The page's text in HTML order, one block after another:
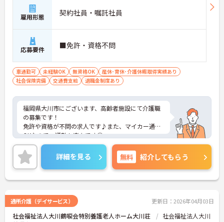
雇用形態 契約社員・嘱託社員
応募要件 ■免許・資格不問
車通勤可 未経験OK 無資格OK
産休･育休･介護休暇取得実績あり
社会保険完備
交通費支給 退職金制度あり
福岡県大川市にございます、高齢者施設にて介護職
の募集です！
免許や資格が不問の求人です♪また、マイカー通勤
OKなので、通勤も楽々です◎
ご興味のある方は、マイナビ介護職までお問い合わ
せください。詳細を見る 無料 紹介してもらう
通所介護（デイサービス） 更新日：2026年04月03日
社会福祉法人大川鶴唳会特別養護老人ホーム大川荘
社会福祉法人大川